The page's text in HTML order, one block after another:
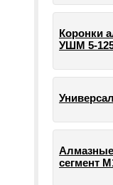
Коронки
УШМ 5-
Алмазные
сегмент